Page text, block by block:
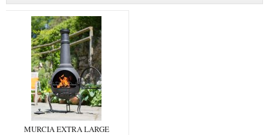
MURCIA EXTRA LARGE